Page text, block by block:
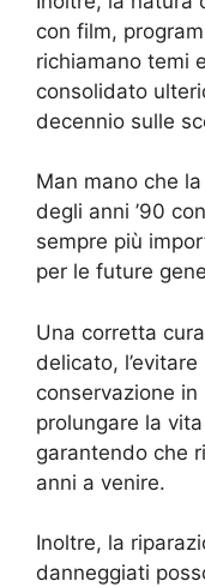
con film,
richiamano temi
consolidato
decennio sulle
Man mano che
degli anni ’90
sempre più
per le future
Una corretta
delicato,
conservazione
prolungare la
garantendo che
anni a venire.
Inoltre, la
danneggiati